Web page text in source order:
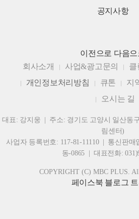
공지사항
이전으로 다음으
회사소개
사업&광고문의 클
개인정보처리방침
큐톤 지
오시는 길
대표: 강지웅 | 주소: 경기도 고양시 일산동
림센터)
사업자 등록번호: 117-81-11110 | 통신판매
동-0865 | 대표전화:
COPYRIGHT (C) MBC PLUS.
페이스북 블로그